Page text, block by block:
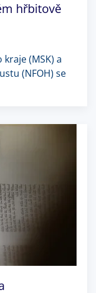
hřbitově
(MSK) a
(NFOH) se